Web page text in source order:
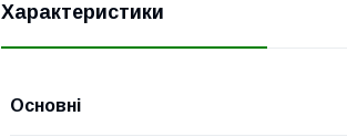
Характеристики
Основні